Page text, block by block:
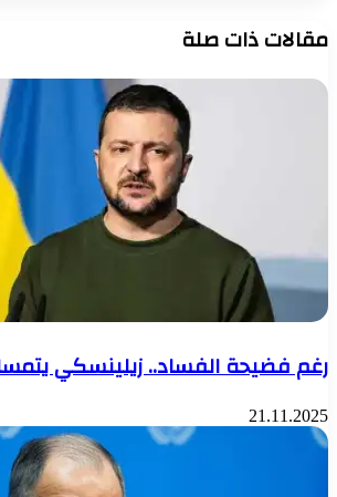
مقالات ذات صلة
رغم فضيحة الفساد.. زيلينسكي
21.11.2025